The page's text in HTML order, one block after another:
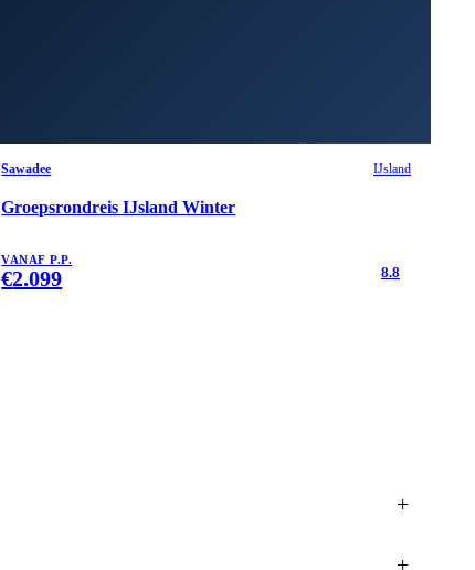
Sawadee IJsland
Groepsrondreis IJsland Winter
VANAF P.P.
€2.099 8.8
+
+